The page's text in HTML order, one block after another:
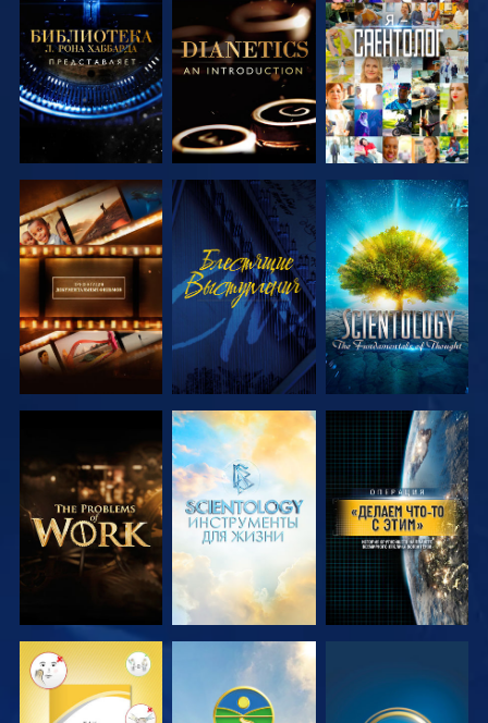
СМОТРЕТЬ
ПЕРЕДАЧИ
СМОТРЕТЬ
ПЕРЕДАЧИ
СМОТРЕТЬ
СМОТРЕТЬ
ПЕРЕДАЧИ
СМОТРЕТЬ
СМОТРЕТЬ
ПЕРЕДАЧИ
СМОТРЕТЬ
ПЕРЕДАЧИ
СМОТРЕТЬ
ПЕРЕДАЧИ
СМОТРЕТЬ
СМОТРЕТЬ СМОТРЕТЬ СМОТРЕТЬ